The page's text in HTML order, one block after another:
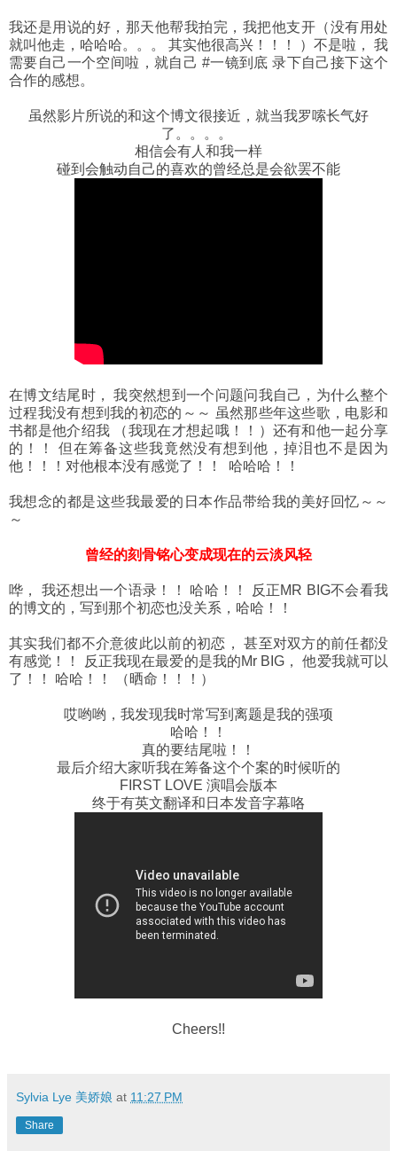
我还是用说的好，那天他帮我拍完，我把他支开（没有用处
就叫他走，哈哈哈。。。 其实他很高兴！！！ ）不是啦， 我
需要自己一个空间啦，就自己 #一镜到底 录下自己接下这个
合作的感想。
虽然影片所说的和这个博文很接近，就当我罗嗦长气好
了。。。。
相信会有人和我一样
碰到会触动自己的喜欢的曾经总是会欲罢不能
在博文结尾时， 我突然想到一个问题问我自己，为什么整个
过程我没有想到我的初恋的～～ 虽然那些年这些歌，电影和
书都是他介绍我 （我现在才想起哦！！）还有和他一起分享
的！！ 但在筹备这些我竟然没有想到他，掉泪也不是因为
他！！！对他根本没有感觉了！！ 哈哈哈！！
我想念的都是这些我最爱的日本作品带给我的美好回忆～～
～
曾经的刻骨铭心变成现在的云淡风轻
哗， 我还想出一个语录！！ 哈哈！！ 反正MR BIG不会看我
的博文的，写到那个初恋也没关系，哈哈！！
其实我们都不介意彼此以前的初恋， 甚至对双方的前任都没
有感觉！！ 反正我现在最爱的是我的Mr BIG， 他爱我就可以
了！！ 哈哈！！ （晒命！！！）
哎哟哟，我发现我时常写到离题是我的强项
哈哈！！
真的要结尾啦！！
最后介绍大家听我在筹备这个个案的时候听的
FIRST LOVE 演唱会版本
终于有英文翻译和日本发音字幕咯
Cheers!!
Sylvia Lye 美娇娘 at 11:27 PM
Share